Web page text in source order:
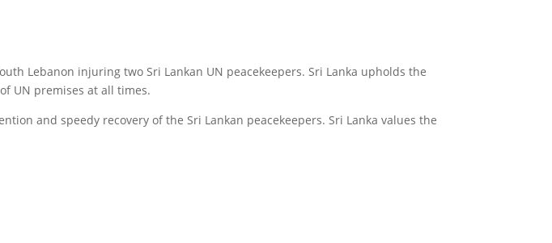
Lebanon injuring two Sri Lankan UN peacekeepers. Sri Lanka upholds the
UN premises at all times.
and speedy recovery of the Sri Lankan peacekeepers. Sri Lanka values the